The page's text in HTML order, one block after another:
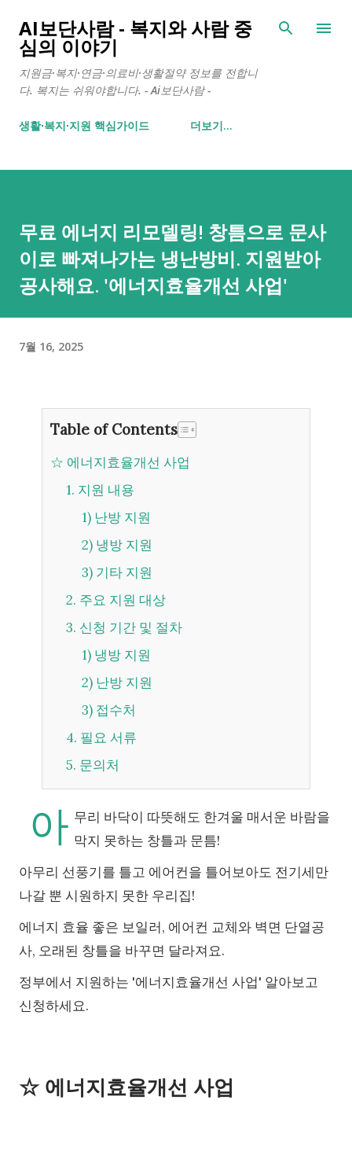
기본 콘텐츠로 건너뛰기
AI보단사람 - 복지와 사람 중
심의 이야기
지원금·복지·연금·의료비·생활절약 정보를 전합니
다. 복지는 쉬워야합니다. - Ai보단사람 -
생활∙복지∙지원 핵심가이드 더보기…
무료 에너지 리모델링! 창틈으로 문사
이로 빠져나가는 냉난방비. 지원받아
공사해요. '에너지효율개선 사업'
7월 16, 2025
Table of Contents
☆ 에너지효율개선 사업
1. 지원 내용
1) 난방 지원
2) 냉방 지원
3) 기타 지원
2. 주요 지원 대상
3. 신청 기간 및 절차
1) 냉방 지원
2) 난방 지원
3) 접수처
4. 필요 서류
5. 문의처
아 무리 바닥이 따뜻해도 한겨울 매서운 바람을
막지 못하는 창틀과 문틈!
아무리 선풍기를 틀고 에어컨을 틀어보아도 전기세만
나갈 뿐 시원하지 못한 우리집!
에너지 효율 좋은 보일러, 에어컨 교체와 벽면 단열공
사, 오래된 창틀을 바꾸면 달라져요.
정부에서 지원하는 '에너지효율개선 사업' 알아보고
신청하세요.
☆ 에너지효율개선 사업